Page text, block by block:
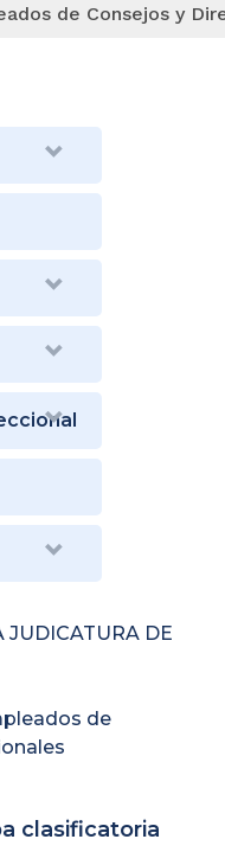
de Consejos y
JUDICATURA DE
de
clasificatoria